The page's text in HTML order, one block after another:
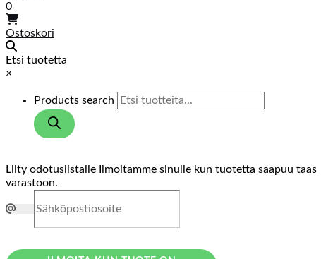
0
Ostoskori
Etsi tuotetta
×
Products search
Liity odotuslistalle
Ilmoitamme sinulle kun tuotetta saapuu taas
varastoon.